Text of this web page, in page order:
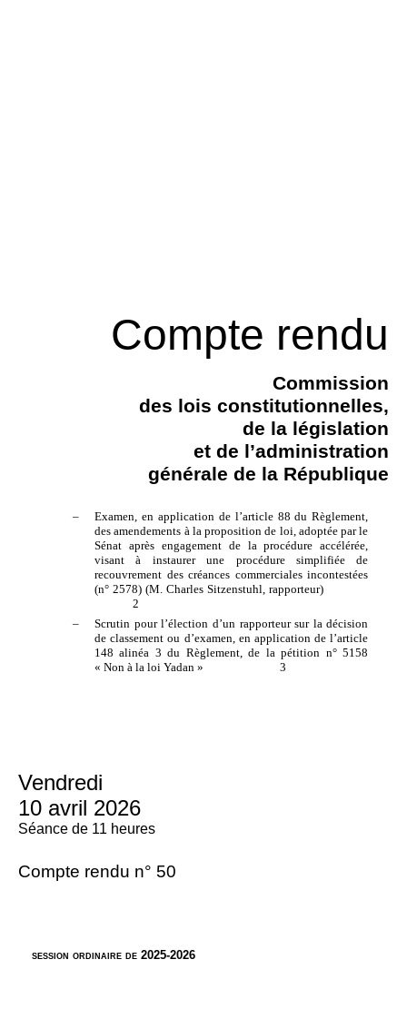
Compte rendu
Commission
des lois constitutionnelles,
de la législation
et de l’administration
générale de la République
–
Examen, en application de l’article 88 du Règlement,
des amendements à la proposition de loi, adoptée par le
Sénat après engagement de la procédure accélérée,
visant à instaurer une procédure simplifiée de
recouvrement des créances commerciales incontestées
(n° 2578) (M. Charles Sitzenstuhl, rapporteur)
2
–
Scrutin pour l’élection d’un rapporteur sur la décision
de classement ou d’examen, en application de l’article
148 alinéa 3 du Règlement, de la pétition n° 5158
« Non à la loi Yadan »
3
Vendredi
10 avril 2026
Séance de 11 heures
Compte rendu n° 50
session ordinaire de 2025-2026